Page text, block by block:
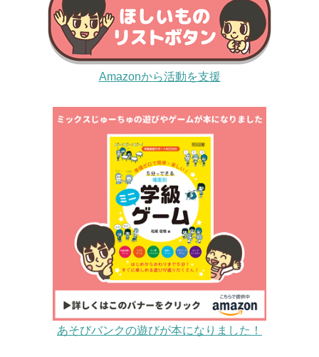
Amazonから活動を支援
あそびバンクの遊びが本になりました！